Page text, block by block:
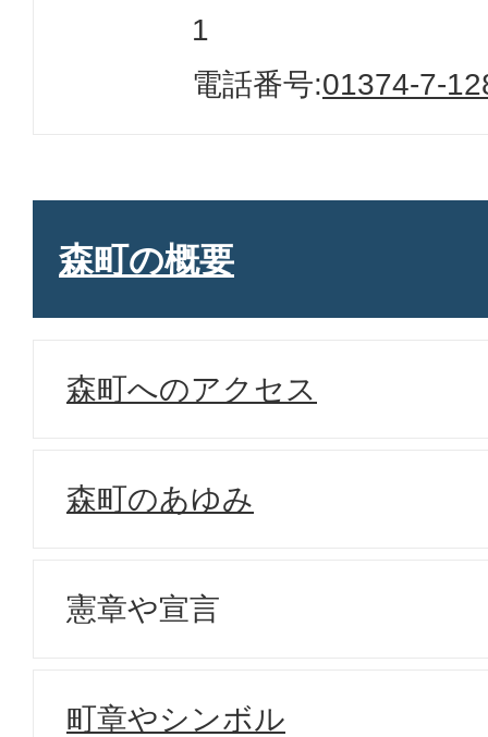
1
電話番号:01374-7-
森町の概要
森町へのアクセス
森町のあゆみ
憲章や宣言
町章やシンボル